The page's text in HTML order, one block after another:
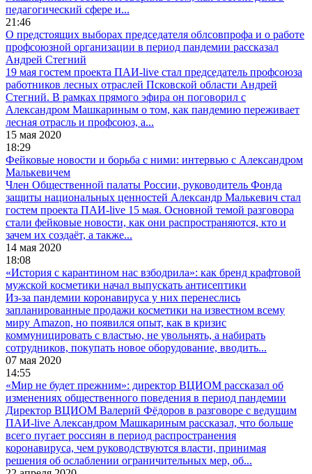
педагогический сфере и...
21:46
О предстоящих выборах председателя облсовпрофа и о работе
профсоюзной организации в период пандемии рассказал
Андрей Стегний
19 мая гостем проекта ПАИ-live стал председатель профсоюза
работников лесных отраслей Псковской области Андрей
Стегний. В рамках прямого эфира он поговорил с
Александром Машкариным о том, как пандемию переживает
лесная отрасль и профсоюз, а...
15 мая 2020
18:29
Фейковые новости и борьба с ними: интервью с Александром
Малькевичем
Член Общественной палаты России, руководитель Фонда
защиты национальных ценностей Александр Малькевич стал
гостем проекта ПАИ-live 15 мая. Основной темой разговора
стали фейковые новости, как они распространяются, кто и
зачем их создаёт, а также...
14 мая 2020
18:08
«История с карантином нас взбодрила»: как бренд крафтовой
мужской косметики начал выпускать антисептики
Из-за пандемии коронавируса у них перенеслись
запланированные продажи косметики на известном всему
миру Amazon, но появился опыт, как в кризис
коммуницировать с властью, не увольнять, а набирать
сотрудников, покупать новое оборудование, вводить...
07 мая 2020
14:55
«Мир не будет прежним»: директор ВЦИОМ рассказал об
изменениях общественного поведения в период пандемии
Директор ВЦИОМ Валерий Фёдоров в разговоре с ведущим
ПАИ-live Александром Машкариным рассказал, что больше
всего пугает россиян в период распространения
коронавируса, чем руководствуются власти, принимая
решения об ослаблении ограничительных мер, об...